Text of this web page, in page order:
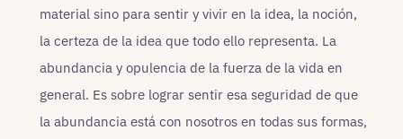
material sino para sentir y vivir en la idea, la noción,
la certeza de la idea que todo ello representa. La
abundancia y opulencia de la fuerza de la vida en
general. Es sobre lograr sentir esa seguridad de que
la abundancia está con nosotros en todas sus formas,